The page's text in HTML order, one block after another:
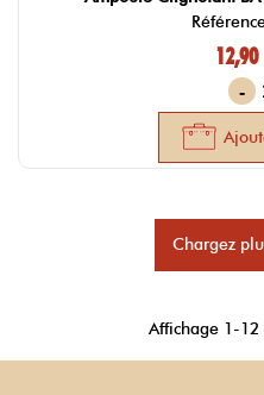
-
Chargez
Affichage 1-12